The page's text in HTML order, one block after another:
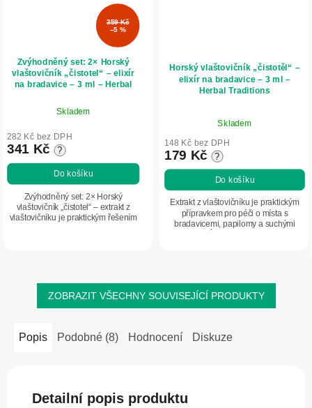
359 Kč
–5 %
Zvýhodněný set: 2× Horský
vlaštovičník „čistotel“ – elixír
na bradavice – 3 ml – Herbal
Skladem
282 Kč bez DPH
341 Kč ?
Do košíku
Zvýhodněný set: 2× Horský
vlaštovičník „čistotel“ – extrakt z
vlaštovičníku je praktickým řešením
Horský vlaštovičník „čistotěl“ –
elixír na bradavice – 3 ml –
Herbal Traditions
produktu
je
5,0
z
hvězdiček.
Skladem
148 Kč bez DPH
179 Kč ?
Do košíku
Extrakt z vlaštovičníku je praktickým
přípravkem pro péči o místa s
bradavicemi, papilomy a suchými
ZOBRAZIT VŠECHNY SOUVISEJÍCÍ PRODUKTY
Popis Podobné (8) Hodnocení Diskuze
Detailní popis produktu